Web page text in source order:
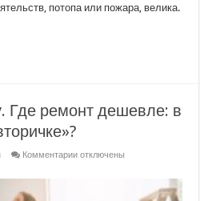
потопа или пожара, велика.
Где ремонт дешевле: в
Комментариикотключены